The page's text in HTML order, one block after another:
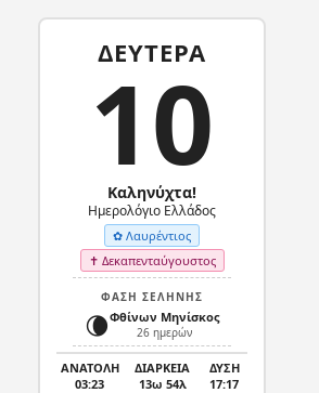
ΔΕΥΤΕΡΑ
10
Καληνύχτα!
Ημερολόγιο Ελλάδος
✿ Λαυρέντιος
✝ Δεκαπενταύγουστος
ΦΑΣΗ ΣΕΛΗΝΗΣ
🌘Φθίνων Μηνίσκος
26 ημερών
ΑΝΑΤΟΛΗ
03:23
ΔΙΑΡΚΕΙΑ
13ω 54λ
ΔΥΣΗ
17:17